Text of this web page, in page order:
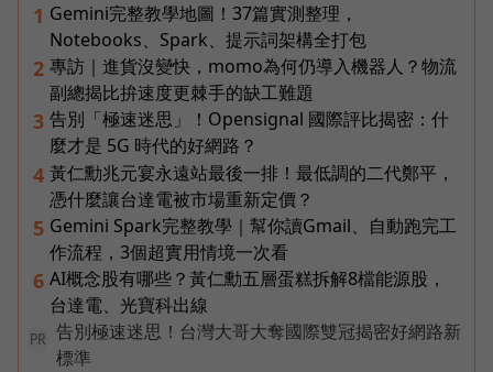
1 Gemini完整教學地圖！37篇實測整理，
Notebooks、Spark、提示詞架構全打包
2 專訪｜進貨沒變快，momo為何仍導入機器人？物流
副總揭比拚速度更棘手的缺工難題
3 告別「極速迷思」！Opensignal 國際評比揭密：什
麼才是 5G 時代的好網路？
4 黃仁勳兆元宴永遠站最後一排！最低調的二代鄭平，
憑什麼讓台達電被市場重新定價？
5 Gemini Spark完整教學｜幫你讀Gmail、自動跑完工
作流程，3個超實用情境一次看
6 AI概念股有哪些？黃仁勳五層蛋糕拆解8檔能源股，
台達電、光寶科出線
PR
告別極速迷思！台灣大哥大奪國際雙冠揭密好網路新
標準